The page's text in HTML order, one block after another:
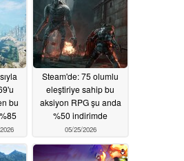
bu
Steam'de: 75 olumlu
eleştiriye sahip bu
aksiyon RPG şu anda
%50 indirimde
05/25/2026